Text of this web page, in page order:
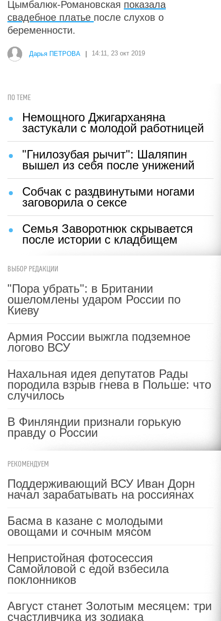
Цымбалюк-Романовская показала
свадебное платье после слухов о
беременности.
Дарья ПЕТРОВА 14:11, 23 окт 2019
ПО ТЕМЕ
Немощного Джигарханяна
застукали с молодой работницей
"Гнилозубая рычит": Шаляпин
вышел из себя после унижений
Собчак с раздвинутыми ногами
заговорила о сексе
Семья Заворотнюк скрывается
после истории с кладбищем
ВЫБОР РЕДАКЦИИ
"Пора убрать": в Британии
ошеломлены ударом России по
Киеву
Армия России выжгла подземное
логово ВСУ
Нахальная идея депутатов Рады
породила взрыв гнева в Польше: что
случилось
В Финляндии признали горькую
правду о России
РЕКОМЕНДУЕМ
Поддерживающий ВСУ Иван Дорн
начал зарабатывать на россиянах
Басма в казане с молодыми
овощами и сочным мясом
Непристойная фотосессия
Самойловой с едой взбесила
поклонников
Август станет Золотым месяцем: три
счастливчика из зодиака